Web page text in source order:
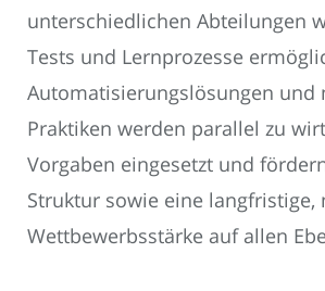
unterschiedlichen Abteilungen
Tests und Lernprozesse
Automatisierungslösungen und
Praktiken werden parallel zu
Vorgaben eingesetzt und
Struktur sowie eine langfristige,
Wettbewerbsstärke auf allen